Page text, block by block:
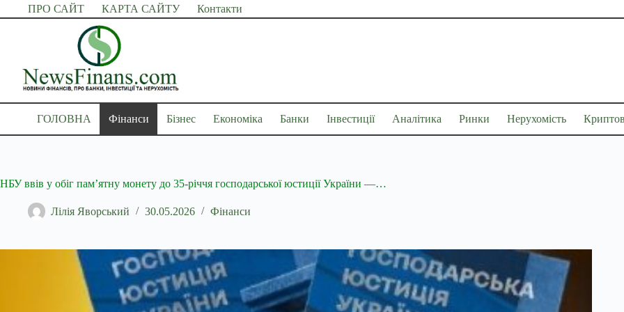
Перейти
до
ПРО САЙТ КАРТА САЙТУ Контакти
ГОЛОВНА Фінанси Бізнес Економіка Банки Інвестиції Аналітика Ринки Нерухомість
НБУ ввів у обіг пам’ятну монету до 35-річчя господарської юстиції України —…
Лілія Яворський 30.05.2026 Фінанси